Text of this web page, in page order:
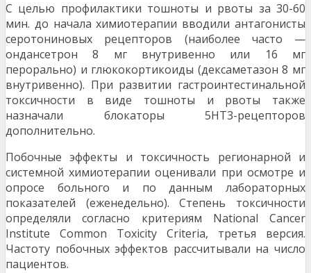
С целью профилактики тошноты и рвоты за 30-60
мин. до начала химиотерапии вводили антагонисты
серотониновых рецепторов (наибо­лее часто —
ондансетрон 8 мг внутривенно или 16 мг
перорально) и глюкокортикоиды (дексаметазон 8 мг
внутривенно). При развитии гастроин­тестинальной
токсичности в виде тошноты и рво­ты также
назначали блокаторы 5НТ3-рецепторов
дополнительно.
Побочные эффекты и токсичность регио­нарной и
системной химиотерапии оценивали при осмотре и
опросе больного и по данным лабора­торных
показателей (еженедельно). Степень ток­сичности
определяли согласно критериям National Cancer
Institute Common Toxicity Criteria, третья версия.
Частоту побочных эффектов рассчитыва­ли на число
пациентов.